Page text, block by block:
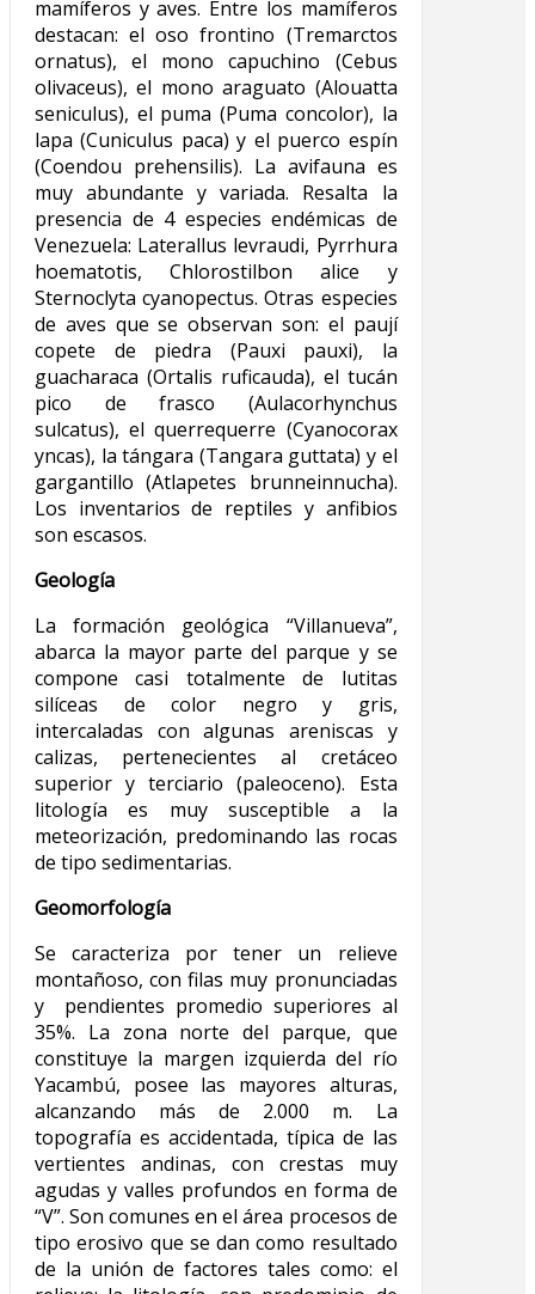
mamíferos y aves. Entre los mamíferos
destacan: el oso frontino (Tremarctos
ornatus), el mono capuchino (Cebus
olivaceus), el mono araguato (Alouatta
seniculus), el puma (Puma concolor), la
lapa (Cuniculus paca) y el puerco espín
(Coendou prehensilis). La avifauna es
muy abundante y variada. Resalta la
presencia de 4 especies endémicas de
Venezuela: Laterallus levraudi, Pyrrhura
hoematotis, Chlorostilbon alice y
Sternoclyta cyanopectus. Otras especies
de aves que se observan son: el paují
copete de piedra (Pauxi pauxi), la
guacharaca (Ortalis ruficauda), el tucán
pico de frasco (Aulacorhynchus
sulcatus), el querrequerre (Cyanocorax
yncas), la tángara (Tangara guttata) y el
gargantillo (Atlapetes brunneinnucha).
Los inventarios de reptiles y anfibios
son escasos.
Geología
La formación geológica “Villanueva”,
abarca la mayor parte del parque y se
compone casi totalmente de lutitas
silíceas de color negro y gris,
intercaladas con algunas areniscas y
calizas, pertenecientes al cretáceo
superior y terciario (paleoceno). Esta
litología es muy susceptible a la
meteorización, predominando las rocas
de tipo sedimentarias.
Geomorfología
Se caracteriza por tener un relieve
montañoso, con filas muy pronunciadas
y pendientes promedio superiores al
35%. La zona norte del parque, que
constituye la margen izquierda del río
Yacambú, posee las mayores alturas,
alcanzando más de 2.000 m. La
topografía es accidentada, típica de las
vertientes andinas, con crestas muy
agudas y valles profundos en forma de
“V”. Son comunes en el área procesos de
tipo erosivo que se dan como resultado
de la unión de factores tales como: el